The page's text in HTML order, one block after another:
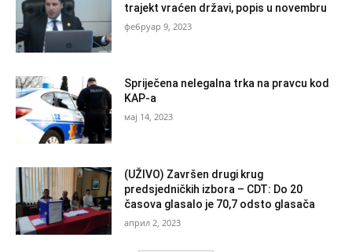
trajekt vraćen državi, popis u novembru
фебруар 9, 2023
Spriječena nelegalna trka na pravcu kod
KAP-a
мај 14, 2023
(UŽIVO) Završen drugi krug
predsjedničkih izbora – CDT: Do 20
časova glasalo je 70,7 odsto glasača
април 2, 2023